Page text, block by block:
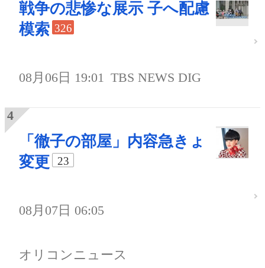
戦争の悲惨な展示 子へ配慮
模索 326
08月06日 19:01 TBS NEWS DIG
「徹子の部屋」内容急きょ
変更
23
08月07日 06:05
オリコンニュース